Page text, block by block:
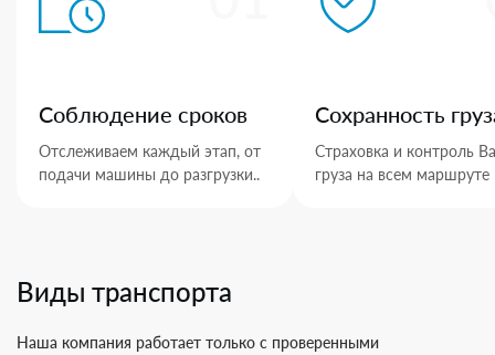
Соблюдение сроков
Отслеживаем каждый этап, от
подачи машины до разгрузки..
Сохранность
Страховка и контроль
груза на всем маршруте
Виды транспорта
Наша компания работает только с проверенными